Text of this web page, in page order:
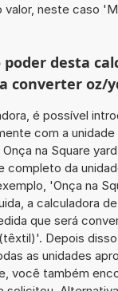
valor, neste caso '
desta
converter oz/
é possível
com a unidade
na Square
completo da
'Onça na
a calculadora
que será
Depois
as unidades
você também